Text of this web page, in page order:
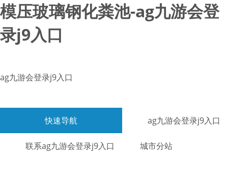
模压玻璃钢化粪池-ag九游会登
录j9入口
ag九游会登录j9入口
快速导航 ag九游会登录j9入口
联系ag九游会登录j9入口 城市分站